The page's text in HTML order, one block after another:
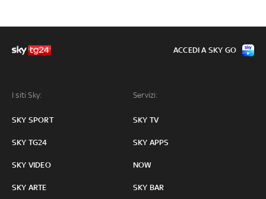
I siti Sky:
SKY SPORT
SKY TG24
SKY VIDEO
SKY ARTE
Servizi:
SKY TV
SKY APPS
NOW
SKY BAR
ACCEDI A SKY GO